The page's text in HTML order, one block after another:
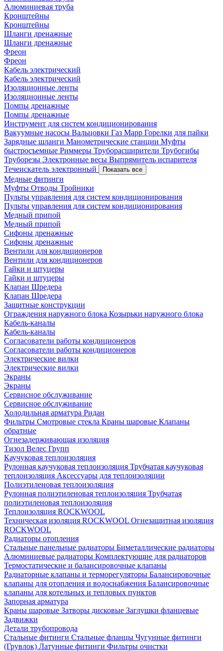
Алюминиевая труба
Кронштейны
Кронштейны
Шланги дренажные
Шланги дренажные
Фреон
Фреон
Кабель электрический
Кабель электрический
Изоляционные ленты
Изоляционные ленты
Помпы дренажные
Помпы дренажные
Инструмент для систем кондиционирования
Вакуумные насосы Вальцовки Газ Mapp Горелки для пайки
Зарядные шланги Манометрические станции Муфты
быстросъемные Риммеры Труборасширители Трубогибы
Труборезы Электронные весы Выпрямитель испарителя
Течеискатель электронный
Показать все
Медные фитинги
Муфты Отводы Тройники
Пульты управления для систем кондиционирования
Пульты управления для систем кондиционирования
Медный припой
Медный припой
Сифоны дренажные
Сифоны дренажные
Вентили для кондиционеров
Вентили для кондиционеров
Гайки и штуцеры
Гайки и штуцеры
Клапан Шредера
Клапан Шредера
Защитные конструкции
Ограждения наружного блока Козырьки наружного блока
Кабель-каналы
Кабель-каналы
Согласователи работы кондиционеров
Согласователи работы кондиционеров
Электрические вилки
Электрические вилки
Экраны
Экраны
Сервисное обслуживание
Сервисное обслуживание
Холодильная арматура Ридан
Фильтры Смотровые стекла Краны шаровые Клапаны
обратные
Огнезадерживающая изоляция
Тизол Велес Групп
Каучуковая теплоизоляция
Рулонная каучуковая теплоизоляция Трубчатая каучуковая
теплоизоляция Аксессуары для теплоизоляции
Полиэтиленовая теплоизоляция
Рулонная полиэтиленовая теплоизоляция Трубчатая
полиэтиленовая теплоизоляция
Теплоизоляция ROCKWOOL
Техническая изоляция ROCKWOOL Огнезащитная изоляция
ROCKWOOL
Радиаторы отопления
Стальные панельные радиаторы Биметаллические радиаторы
Алюминиевые радиаторы Комплектующие для радиаторов
Термостатические и балансировочные клапаны
Радиаторные клапаны и терморегуляторы Балансировочные
клапаны для отопления и водоснабжения Балансировочные
клапаны для котельных и тепловых пунктов
Запорная арматура
Краны шаровые Затворы дисковые Заглушки фланцевые
Задвижки
Детали трубопровода
Стальные фитинги Стальные фланцы Чугунные фитинги
(Грувлок) Латунные фитинги Фильтры очистки